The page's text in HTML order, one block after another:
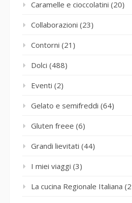
Caramelle e cioccolatini (20)
Collaborazioni (23)
Contorni (21)
Dolci (488)
Eventi (2)
Gelato e semifreddi (64)
Gluten freee (6)
Grandi lievitati (44)
I miei viaggi (3)
La cucina Regionale Italiana